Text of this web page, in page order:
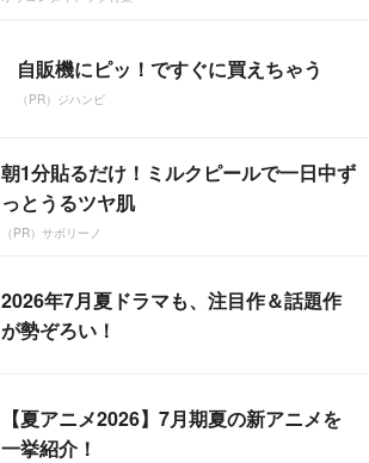
自販機にピッ！ですぐに買えちゃう
（PR）ジハンピ
朝1分貼るだけ！ミルクピールで一日中ず
っとうるツヤ肌
（PR）サボリーノ
2026年7月夏ドラマも、注目作＆話題作
が勢ぞろい！
【夏アニメ2026】7月期夏の新アニメを
一挙紹介！